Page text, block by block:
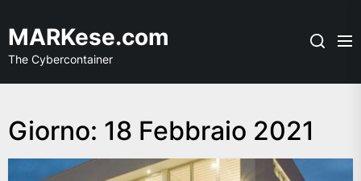
to
the
content
MARKese.com
The Cybercontainer
Giorno: 18 Febbraio 2021